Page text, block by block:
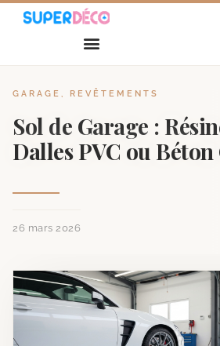
GARAGE , REVÊTEMENTS
Sol de Garage :
Dalles PVC ou
26 mars 2026